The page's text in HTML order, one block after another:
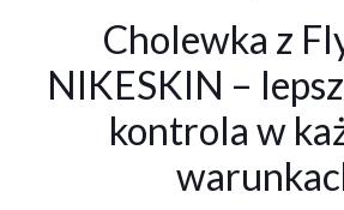
Cholewka z
NIKESKIN –
kontrola w